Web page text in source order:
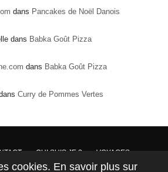
dans Pancakes de Noël Danois
dans Babka Goût Pizza
dans Babka Goût Pizza
Curry de Pommes Vertes
QUI SUIS JE ? VOYAGES
à la loi, les textes, recettes et photos sont la
cookies. En savoir plus sur